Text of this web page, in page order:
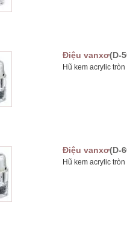
Điệu vanxơ(D-
Hũ kem acrylic
Điệu vanxơ(D-
Hũ kem acrylic